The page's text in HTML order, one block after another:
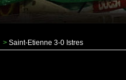
> Saint-Etienne 3-0 Istres